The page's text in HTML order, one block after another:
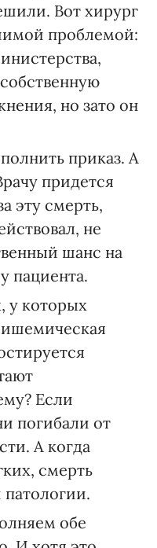
Вот хирург
проблемой:
но зато он
приказ. А
придется
эту смерть,
не
шанс на
пациента.
у которых
ишемическая
Если
погибали от
А когда
смерть
патологии.
обе